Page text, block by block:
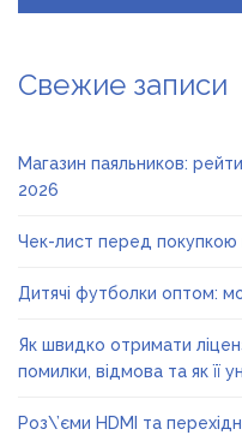
Свежие записи
Магазин паяльников:
2026
Чек-лист перед покупкою
Дитячі футболки оптом:
Як швидко отримати
помилки, відмова та як її
Роз\’єми HDMI та